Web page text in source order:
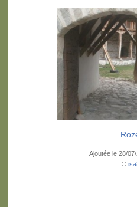
Ajoutée le 28/
©